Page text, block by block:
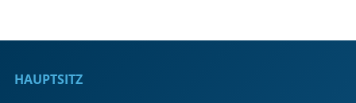
HAUPTSITZ